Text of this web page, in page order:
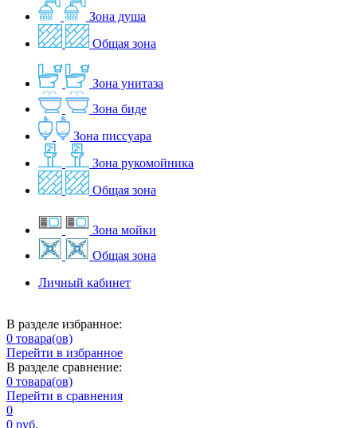
Зона душа
Общая зона
Зона унитаза
Зона биде
Зона писсуара
Зона рукомойника
Общая зона
Зона мойки
Общая зона
Личный кабинет
В разделе избранное:
0 товара(ов)
Перейти в избранное
В разделе сравнение:
0 товара(ов)
Перейти в сравнения
0
0 руб.